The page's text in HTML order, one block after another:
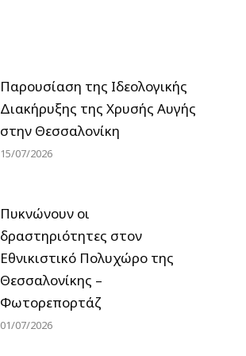
Παρουσίαση της Ιδεολογικής
Διακήρυξης της Χρυσής Αυγής
στην Θεσσαλονίκη
15/07/2026
Πυκνώνουν οι
δραστηριότητες στον
Εθνικιστικό Πολυχώρο της
Θεσσαλονίκης –
Φωτορεπορτάζ
01/07/2026